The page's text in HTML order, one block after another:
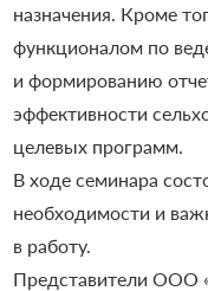
назначения. Кроме
функционалом по
и формированию
эффективности
целевых программ.
В ходе семинара
необходимости и
в работу.
Представители ООО